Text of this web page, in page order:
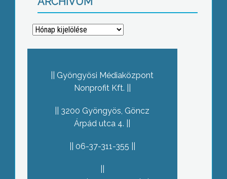
Archívum
Gyöngyösi Médiaközpont
Nonprofit Kft.
3200 Gyöngyös, Göncz
Árpád utca 4.
06-37-311-355